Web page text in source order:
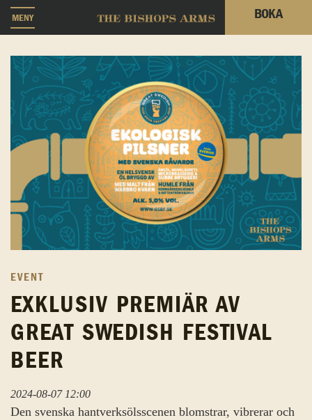
MENY BOKA
EVENT
EXKLUSIV PREMIÄR AV
GREAT SWEDISH FESTIVAL
BEER
2024-08-07 12:00
Den svenska hantverksölsscenen blomstrar, vibrerar och